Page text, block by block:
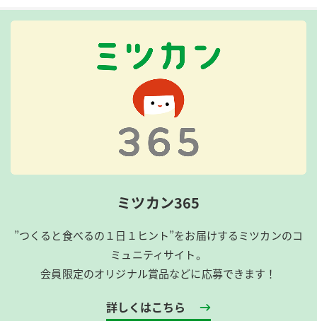
ミツカン365
”つくると食べるの１日１ヒント”をお届けするミツカンのコ
ミュニティサイト。
会員限定のオリジナル賞品などに応募できます！
詳しくはこちら